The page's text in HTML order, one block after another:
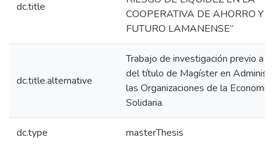
dc.title
COOPERATIVA DE AHORRO Y
FUTURO LAMANENSE”
dc.title.alternative
Trabajo de investigación previo a
del título de Magíster en
las Organizaciones de la Economía
Solidaria.
dc.type masterThesis